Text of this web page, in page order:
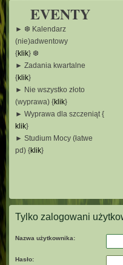
EVENTY
► ❆ Kalendarz
(nie)adwentowy
{klik} ❆
► Zadania kwartalne
{klik}
► Nie wszystko złoto
(wyprawa) {klik}
► Wyprawa dla szczeniąt {
klik}
► Studium Mocy (łatwe
pd) {klik}
Tylko zalogowani
Nazwa użytkownika:
Hasło: